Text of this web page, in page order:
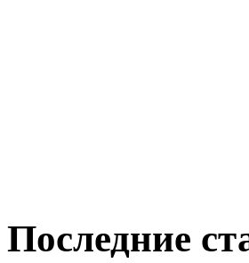
Последние